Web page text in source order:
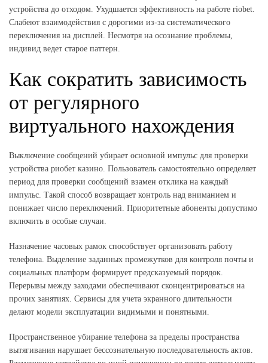
устройства до отходом. Ухудшается эффективность на работе riobet.
Слабеют взаимодействия с дорогими из-за систематического
переключения на дисплей. Несмотря на осознание проблемы,
индивид ведет старое паттерн.
Как сократить зависимость
от регулярного
виртуального нахождения
Выключение сообщений убирает основной импульс для проверки
устройства риобет казино. Пользователь самостоятельно определяет
период для проверки сообщений взамен отклика на каждый
импульс. Такой способ возвращает контроль над вниманием и
понижает число переключений. Приоритетные абоненты допустимо
включить в особые случаи.
Назначение часовых рамок способствует организовать работу
телефона. Выделение заданных промежутков для контроля почты и
социальных платформ формирует предсказуемый порядок.
Перерывы между заходами обеспечивают сконцентрироваться на
прочих занятиях. Сервисы для учета экранного длительности
делают модели эксплуатации видимыми и понятными.
Пространственное убирание телефона за пределы пространства
вытягивания нарушает бессознательную последовательность актов.